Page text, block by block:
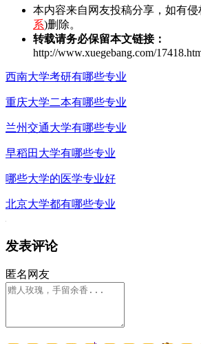
本内容来自网友投稿分享，如有
系)删除。
转载请务必保留本文链接：
http://www.xuegebang.com/
西南大学考研有哪些专业
重庆大学二本有哪些专业
兰州交通大学有哪些专业
早稻田大学有哪些专业
哪些大学的医学专业好
北京大学都有哪些专业
发表评论
匿名网友